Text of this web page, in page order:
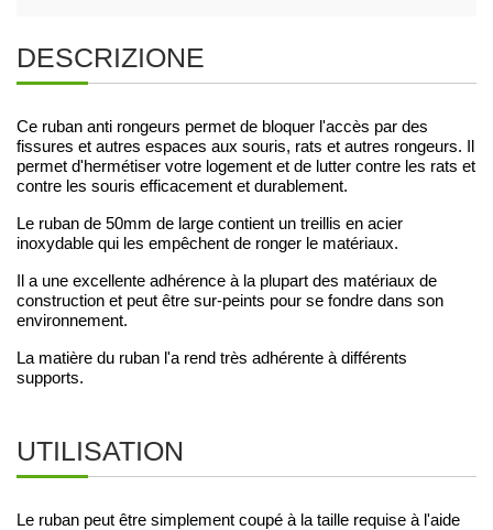
DESCRIZIONE
Ce ruban anti rongeurs permet de bloquer l'accès par des
fissures et autres espaces aux souris, rats et autres rongeurs. Il
permet d'hermétiser votre logement et de lutter contre les rats et
contre les souris efficacement et durablement.
Le ruban de 50mm de large contient un treillis en acier
inoxydable qui les empêchent de ronger le matériaux.
Il a une excellente adhérence à la plupart des matériaux de
construction et peut être sur-peints pour se fondre dans son
environnement.
La matière du ruban l'a rend très adhérente à différents
supports.
UTILISATION
Le ruban peut être simplement coupé à la taille requise à l'aide